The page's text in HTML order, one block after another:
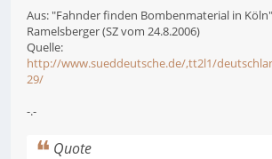
Aus: "Fahnder finden Bombenmaterial in
Ramelsberger (SZ vom 24.8.2006)
Quelle:
http://www.sueddeutsche.de/,tt2l1/
29/
-.-
Quote